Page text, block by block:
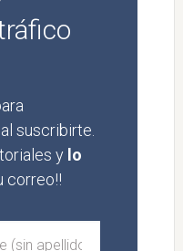
suscribirte.
y lo
correo!!